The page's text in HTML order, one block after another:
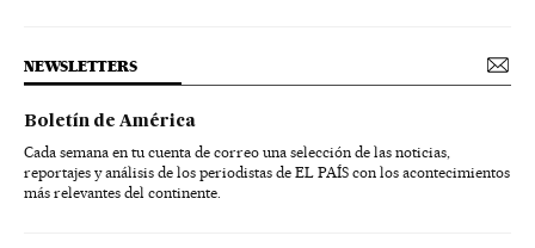
NEWSLETTERS
Boletín de América
Cada semana en tu cuenta de correo una selección de las noticias,
reportajes y análisis de los periodistas de EL PAÍS con los acontecimientos
más relevantes del continente.